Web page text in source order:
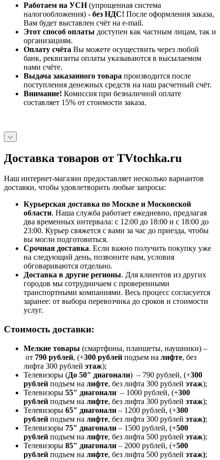
Работаем на УСН(упрощенная система
налогообложения) - без НДС! После оформления заказа,
Вам будет выставлен счёт на e-mail.
Этот способ оплаты доступен как частным лицам, так и
организациям.
Оплату счёта Вы можете осуществить через любой
банк, реквизиты оплаты указываются в высылаемом
нами счёте.
Выдача заказанного товара производится после
поступления денежных средств на наш расчетный счёт.
Внимание! Комиссия при безналичной оплате
составляет 15% от стоимости заказа.
Доставка товаров от TVtochka.ru
Наш интернет-магазин предоставляет несколько вариантов
доставки, чтобы удовлетворить любые запросы:
Курьерская доставка по Москве и Московской
области. Наша служба работает ежедневно, предлагая
два временных интервала: с 12:00 до 18:00 и с 18:00 до
23:00. Курьер свяжется с вами за час до приезда, чтобы
вы могли подготовиться.
Срочная доставка. Если важно получить покупку уже
на следующий день, позвоните нам, условия
обговариваются отдельно.
Доставка в другие регионы. Для клиентов из других
городов мы сотрудничаем с проверенными
транспортными компаниями. Весь процесс согласуется
заранее: от выбора перевозчика до сроков и стоимости
услуг.
Стоимость доставки:
Мелкие товары (смартфоны, планшеты, наушники) –
от 790 рублей, (+300 рублей подъем на лифте, без
лифта 300 рублей этаж);
Телевизоры (До 50″ диагонали) – 790 рублей, (+300
рублей подъем на лифте, без лифта 300 рублей этаж);
Телевизоры 55″ диагонали – 1000 рублей, (+300
рублей подъем на лифте, без лифта 300 рублей этаж);
Телевизоры 65″ диагонали – 1200 рублей, (+300
рублей подъем на лифте, без лифта 300 рублей этаж);
Телевизоры 75″ диагонали – 1500 рублей, (+500
рублей подъем на лифте, без лифта 500 рублей этаж);
Телевизоры 85″ диагонали – 2000 рублей, (+500
рублей подъем на лифте, без лифта 500 рублей этаж);